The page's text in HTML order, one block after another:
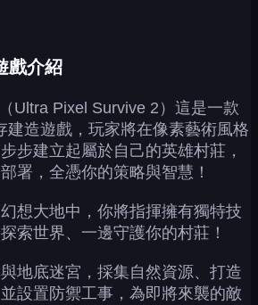
戲介紹
Ultra Pixel Survive 2）這是一款
建造遊戲，玩家將在像素藝術風格
步建立起屬於自己的英雄村莊，
署，全憑你的策略與智慧！
想大地中，你將指揮擁有獨特技
索世界、一邊守護你的村莊！
地底迷宮，採集自然資源、打造
設置防禦工事，為即將來襲的敵